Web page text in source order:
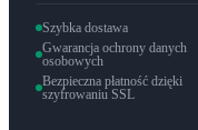
Szybka dostawa
Gwarancja ochrony danych
osobowych
Bezpieczna płatność dzięki
szyfrowaniu SSL